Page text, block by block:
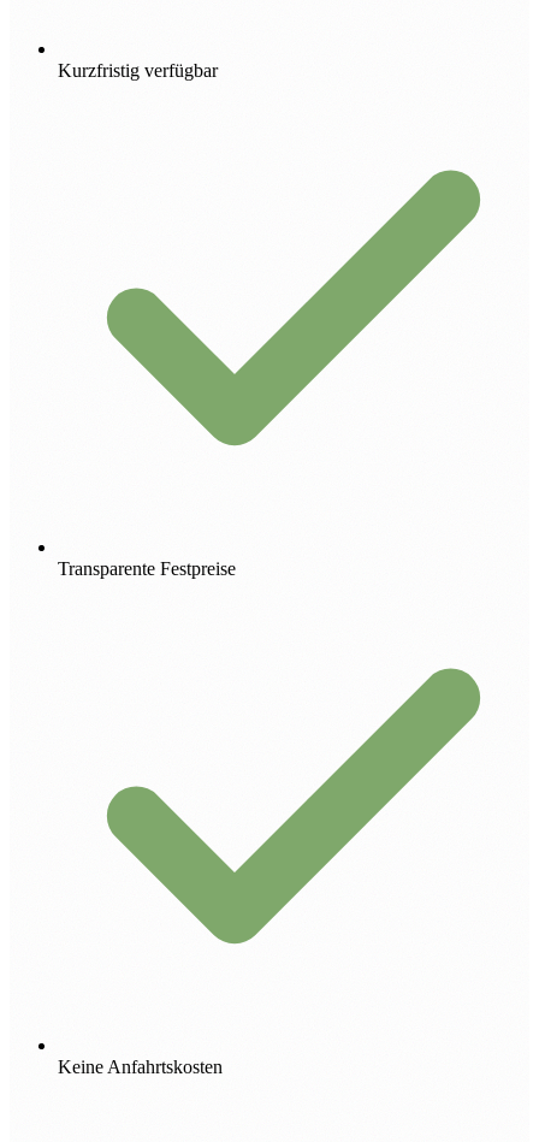
Kurzfristig verfügbar
Transparente Festpreise
Keine Anfahrtskosten